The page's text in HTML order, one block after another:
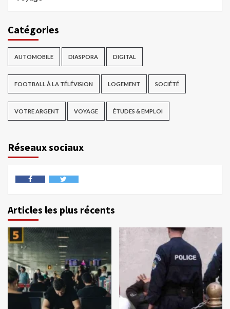
Catégories
AUTOMOBILE DIASPORA DIGITAL
FOOTBALL À LA TÉLÉVISION LOGEMENT SOCIÉTÉ
VOTRE ARGENT VOYAGE ÉTUDES & EMPLOI
Réseaux sociaux
Articles les plus récents